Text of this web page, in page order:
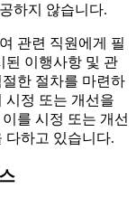
하지 않습니다.
관련 직원에게 필
된 이행사항 및 관
한 절차를 마련하
시정 또는 개선을
를 시정 또는 개선
다하고 있습니다.